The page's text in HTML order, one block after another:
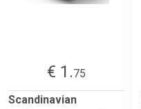
€ 1.75
Scandinavian